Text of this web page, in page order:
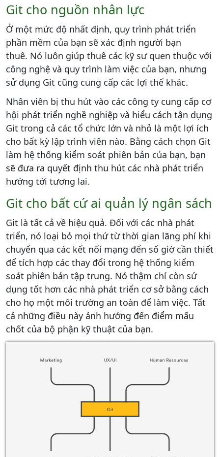
Git cho nguồn nhân lực
Ở một mức độ nhất định, quy trình phát triển
phần mềm của bạn sẽ xác định người bạn
thuê. Nó luôn giúp thuê các kỹ sư quen thuộc với
công nghệ và quy trình làm việc của bạn, nhưng
sử dụng Git cũng cung cấp các lợi thế khác.
Nhân viên bị thu hút vào các công ty cung cấp cơ
hội phát triển nghề nghiệp và hiểu cách tận dụng
Git trong cả các tổ chức lớn và nhỏ là một lợi ích
cho bất kỳ lập trình viên nào. Bằng cách chọn Git
làm hệ thống kiểm soát phiên bản của bạn, bạn
sẽ đưa ra quyết định thu hút các nhà phát triển
hướng tới tương lai.
Git cho bất cứ ai quản lý ngân sách
Git là tất cả về hiệu quả. Đối với các nhà phát
triển, nó loại bỏ mọi thứ từ thời gian lãng phí khi
chuyển qua các kết nối mạng đến số giờ cần thiết
để tích hợp các thay đổi trong hệ thống kiểm
soát phiên bản tập trung. Nó thậm chí còn sử
dụng tốt hơn các nhà phát triển cơ sở bằng cách
cho họ một môi trường an toàn để làm việc. Tất
cả những điều này ảnh hưởng đến điểm mấu
chốt của bộ phận kỹ thuật của bạn.